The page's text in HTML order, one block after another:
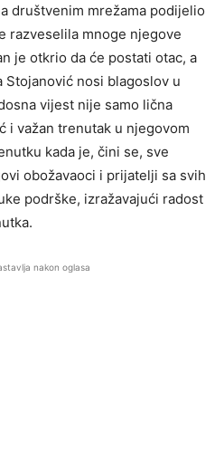
društvenim mrežama podijelio
razveselila mnoge njegove
je otkrio da će postati otac, a
Stojanović nosi blagoslov u
vijest nije samo lična
i važan trenutak u njegovom
kada je, čini se, sve
obožavaoci i prijatelji sa svih
podrške, izražavajući radost
nakon oglasa